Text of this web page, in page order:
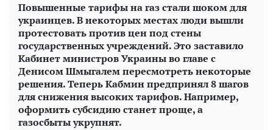
Повышенные тарифы на газ стали шоком для
украинцев. В некоторых местах люди вышли
протестовать против цен под стены
государственных учреждений. Это заставило
Кабинет министров Украины во главе с
Денисом Шмыгалем пересмотреть некоторые
решения. Теперь Кабмин предпринял 8 шагов
для снижения высоких тарифов. Например,
оформить субсидию станет проще, а
газосбыты укрупнят.